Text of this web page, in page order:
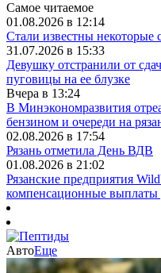
Самое читаемое
01.08.2026 в 12:14
Стали известны
31.07.2026 в 15:33
Девушку отстранили от
пуговицы на ее блузке
Вчера в 13:24
В Минэкономразвития
бензином и очереди на
02.08.2026 в 17:54
Рязань отметила День ВДВ
01.08.2026 в 21:02
Рязанские предприятия
компенсационные выплаты
АвтоЕще